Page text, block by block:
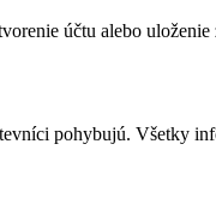
účtu alebo uloženie
pohybujú. Všetky